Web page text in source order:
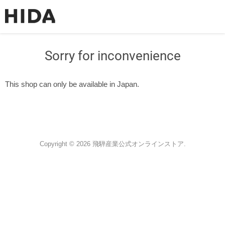
Sorry for inconvenience
This shop can only be available in Japan.
Copyright © 2026 飛騨産業公式オンラインストア.